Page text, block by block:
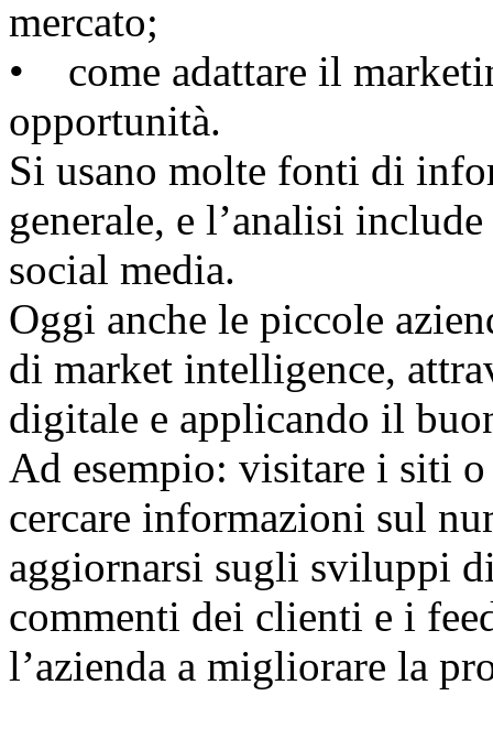
mercato;
• come adattare il
opportunità.
Si usano molte fonti di
generale, e l’analisi
social media.
Oggi anche le piccole
di market intelligence,
digitale e applicando il
Ad esempio: visitare i siti o
cercare informazioni sul
aggiornarsi sugli sviluppi
commenti dei clienti e i
l’azienda a migliorare la